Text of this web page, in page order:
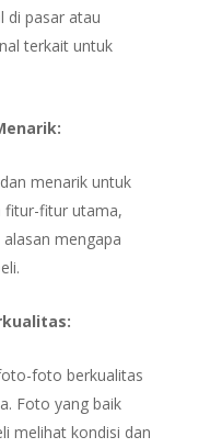
di pasar atau
terkait untuk
menarik untuk
fitur-fitur utama,
mengapa
foto berkualitas
Foto yang baik
melihat kondisi dan